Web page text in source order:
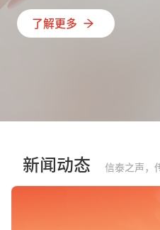
了解更多
新闻动态 信泰之声，